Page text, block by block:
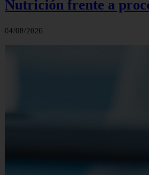
Nutrición frente a
04/08/2026